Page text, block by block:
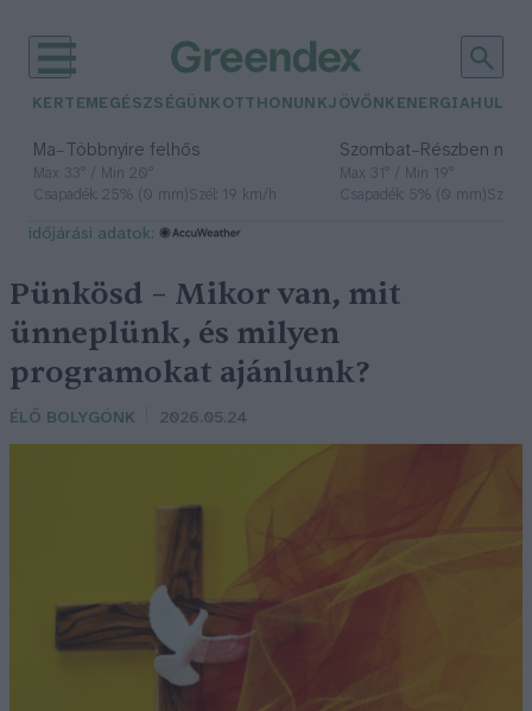
KERTEM EGÉSZSÉGÜNK OTTHONUNKJÖVŐNK ENERGIA
Ma– Többnyire felhős
Max 33° / Min 20°
Csapadék: 25% (0 mm)Szél: 19 km/h
Szombat– Részben
Max 31° / Min 19°
Csapadék: 5% (0 mm)Szél:
időjárási adatok:
Pünkösd – Mikor van, mit
ünneplünk, és milyen
programokat ajánlunk?
ÉLŐ BOLYGÓNK 2026.05.24